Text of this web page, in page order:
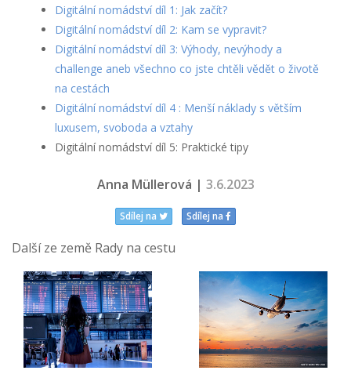
Digitální nomádství díl 1: Jak začít?
Digitální nomádství díl 2: Kam se vypravit?
Digitální nomádství díl 3: Výhody, nevýhody a
challenge aneb všechno co jste chtěli vědět o životě
na cestách
Digitální nomádství díl 4 : Menší náklady s větším
luxusem, svoboda a vztahy
Digitální nomádství díl 5: Praktické tipy
Anna Müllerová | 3.6.2023
Sdílej na Sdílej na
Další ze země Rady na cestu